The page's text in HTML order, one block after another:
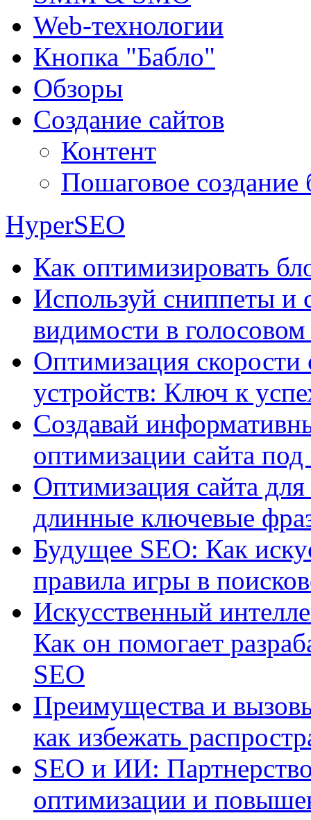
Web-технологии
Кнопка "Бабло"
Обзоры
Создание сайтов
Контент
Пошаговое создание
HyperSEO
Как оптимизировать
Используй сниппеты и
видимости в
Оптимизация
устройств: Ключ к
Создавай
оптимизации сайта
Оптимизация сайта
длинные ключевые
Будущее SEO: Как
правила игры в
Искусственный
Как он помогает
SEO
Преимущества и
как избежать
SEO и ИИ:
оптимизации и